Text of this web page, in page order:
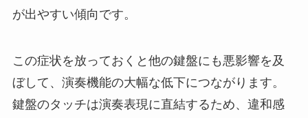
が出やすい傾向です。
この症状を放っておくと他の鍵盤にも悪影響を及
ぼして、演奏機能の大幅な低下につながります。
鍵盤のタッチは演奏表現に直結するため、違和感